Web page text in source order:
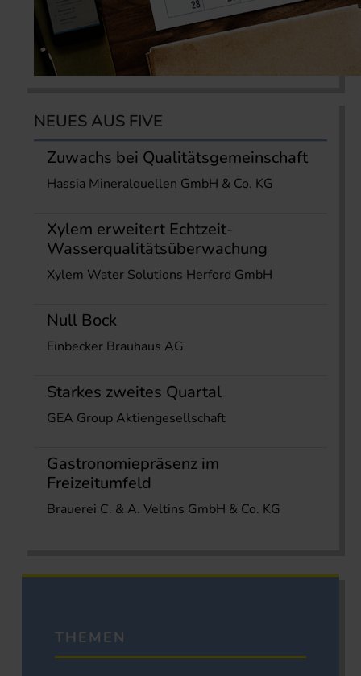
NEUES AUS FIVE
Zuwachs bei Qualitätsgemeinschaft
Hassia Mineralquellen GmbH & Co. KG
Xylem erweitert Echtzeit-
Wasserqualitätsüberwachung
Xylem Water Solutions Herford GmbH
Null Bock
Einbecker Brauhaus AG
Starkes zweites Quartal
GEA Group Aktiengesellschaft
Gastronomiepräsenz im
Freizeitumfeld
Brauerei C. & A. Veltins GmbH & Co. KG
THEMEN